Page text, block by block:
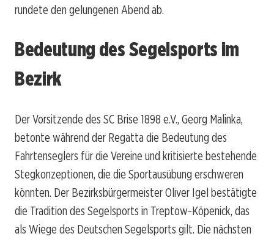
rundete den gelungenen Abend ab.
Bedeutung des Segelsports im
Bezirk
Der Vorsitzende des SC Brise 1898 e.V., Georg Malinka,
betonte während der Regatta die Bedeutung des
Fahrtenseglers für die Vereine und kritisierte bestehende
Stegkonzeptionen, die die Sportausübung erschweren
könnten. Der Bezirksbürgermeister Oliver Igel bestätigte
die Tradition des Segelsports in Treptow-Köpenick, das
als Wiege des Deutschen Segelsports gilt. Die nächsten